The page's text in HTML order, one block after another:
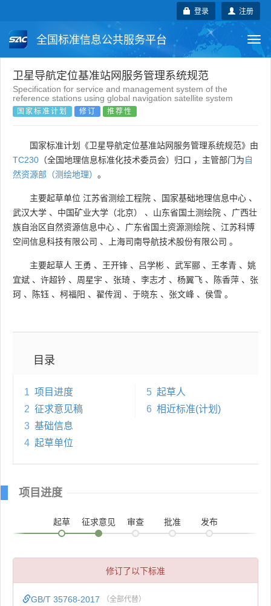
注册
登录
全国标准信息公共服务平台
国家标准 行业标准 地方标准
团体标准 企业标准 国际标准
卫星导航定位基准站网服务管理系统规范
Specification for service and management system of the
reference stations using global navigation satellite system
国家标准计划 修订 推荐性
国家标准计划《卫星导航定位基准站网服务管理系统规范》由
TC230 （全国地理信息标准化技术委员会）归口 ，主管部门为自
然资源部（测绘地理） 。
主要起草单位 江苏省测绘工程院 、 国家基础地理信息中心 、
武汉大学 、 中国矿业大学（北京） 、 山东省国土测绘院 、 广西壮
族自治区自然资源信息中心 、 广东省国土资源测绘院 、 江苏科博
空间信息科技有限公司 、 上海司南导航技术股份有限公司 。
主要起草人 王勇 、 王开锋 、 吕学彬 、 武军郦 、 王孝青 、 姚
宜斌 、 许超钤 、 周星宇 、 张琦 、 李志才 、 杨翼飞 、 陈香萍 、 张
珂 、 陈钰 、 柯福阳 、 翟传润 、 于晓东 、 张文峰 、 侯雪 。
目录
1 项目进度
2 征求意见稿
3 基础信息
4 起草单位
5 起草人
6 相近标准(计划)
项目进度
起草 征求意见 审查 批准 发布
修订了以下标准
GB/T 35768-2017 （全部代替）